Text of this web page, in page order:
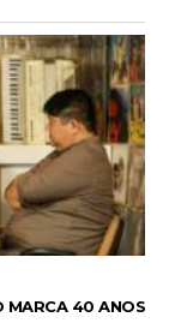
MARCA 40 ANOS